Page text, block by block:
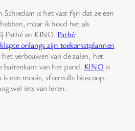
Schiedam is het vast fijn dat ze een
maar ik houd het als
Pathé en KINO. Pathé
onlangs zijn toekomstplannen
verbouwen van de zalen, het
buitenkant van het pand. KINO is
een mooie, sfeervolle bioscoop.
wel iets van leren.